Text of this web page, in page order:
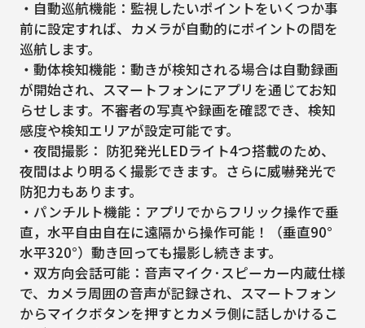
・自動巡航機能：監視したいポイントをいくつか事
前に設定すれば、カメラが自動的にポイントの間を
巡航します。
・動体検知機能：動きが検知される場合は自動録画
が開始され、スマートフォンにアプリを通じてお知
らせします。不審者の写真や録画を確認でき、検知
感度や検知エリアが設定可能です。
・夜間撮影： 防犯発光LEDライト4つ搭載のため、
夜間はより明るく撮影できます。さらに威嚇発光で
防犯力もあります。
・パンチルト機能：アプリでからフリック操作で垂
直，水平自由自在に遠隔から操作可能！（垂直90°
水平320°）動き回っても撮影し続きます。
・双方向会話可能：音声マイク·スピーカー内蔵仕様
で、カメラ周囲の音声が記録され、スマートフォン
からマイクボタンを押すとカメラ側に話しかけるこ